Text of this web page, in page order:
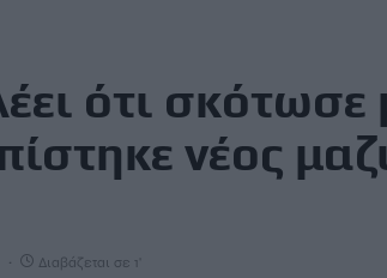
ότι σκότωσε
νέος
Διαβάζεται σε 1'